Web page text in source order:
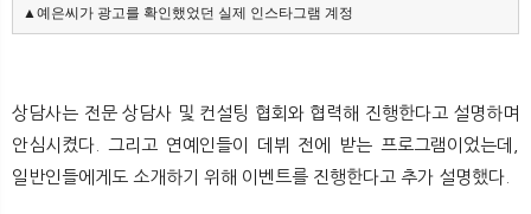
▲예은씨가 광고를 확인했었던 실제 인스타그램 계정
상담사는 전문 상담사 및 컨설팅 협회와 협력해 진행한다고 설명하며
안심시켰다. 그리고 연예인들이 데뷔 전에 받는 프로그램이었는데,
일반인들에게도 소개하기 위해 이벤트를 진행한다고 추가 설명했다.